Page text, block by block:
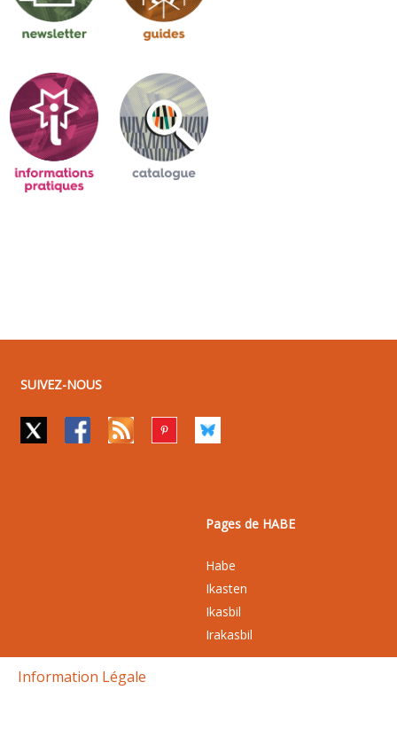
SUIVEZ-NOUS
Pages de HABE
Habe
Ikasten
Ikasbil
Irakasbil
Information Légale